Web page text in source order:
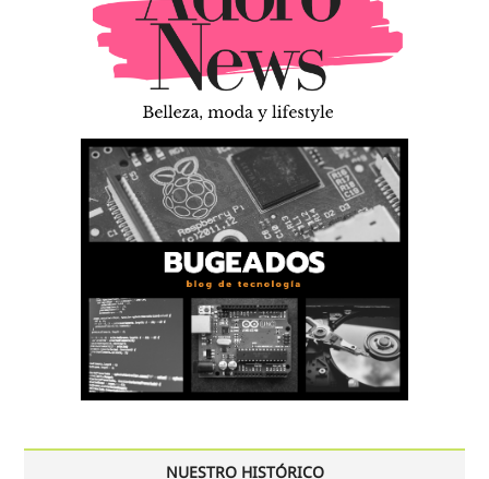
NUESTRO HISTÓRICO